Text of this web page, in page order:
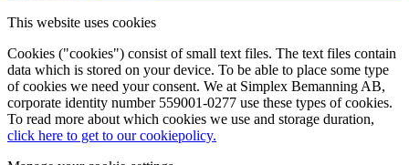
This website uses cookies
Cookies ("cookies") consist of small text files. The text files contain
data which is stored on your device. To be able to place some type
of cookies we need your consent. We at Simplex Bemanning AB,
corporate identity number 559001-0277 use these types of cookies.
To read more about which cookies we use and storage duration,
click here to get to our cookiepolicy.